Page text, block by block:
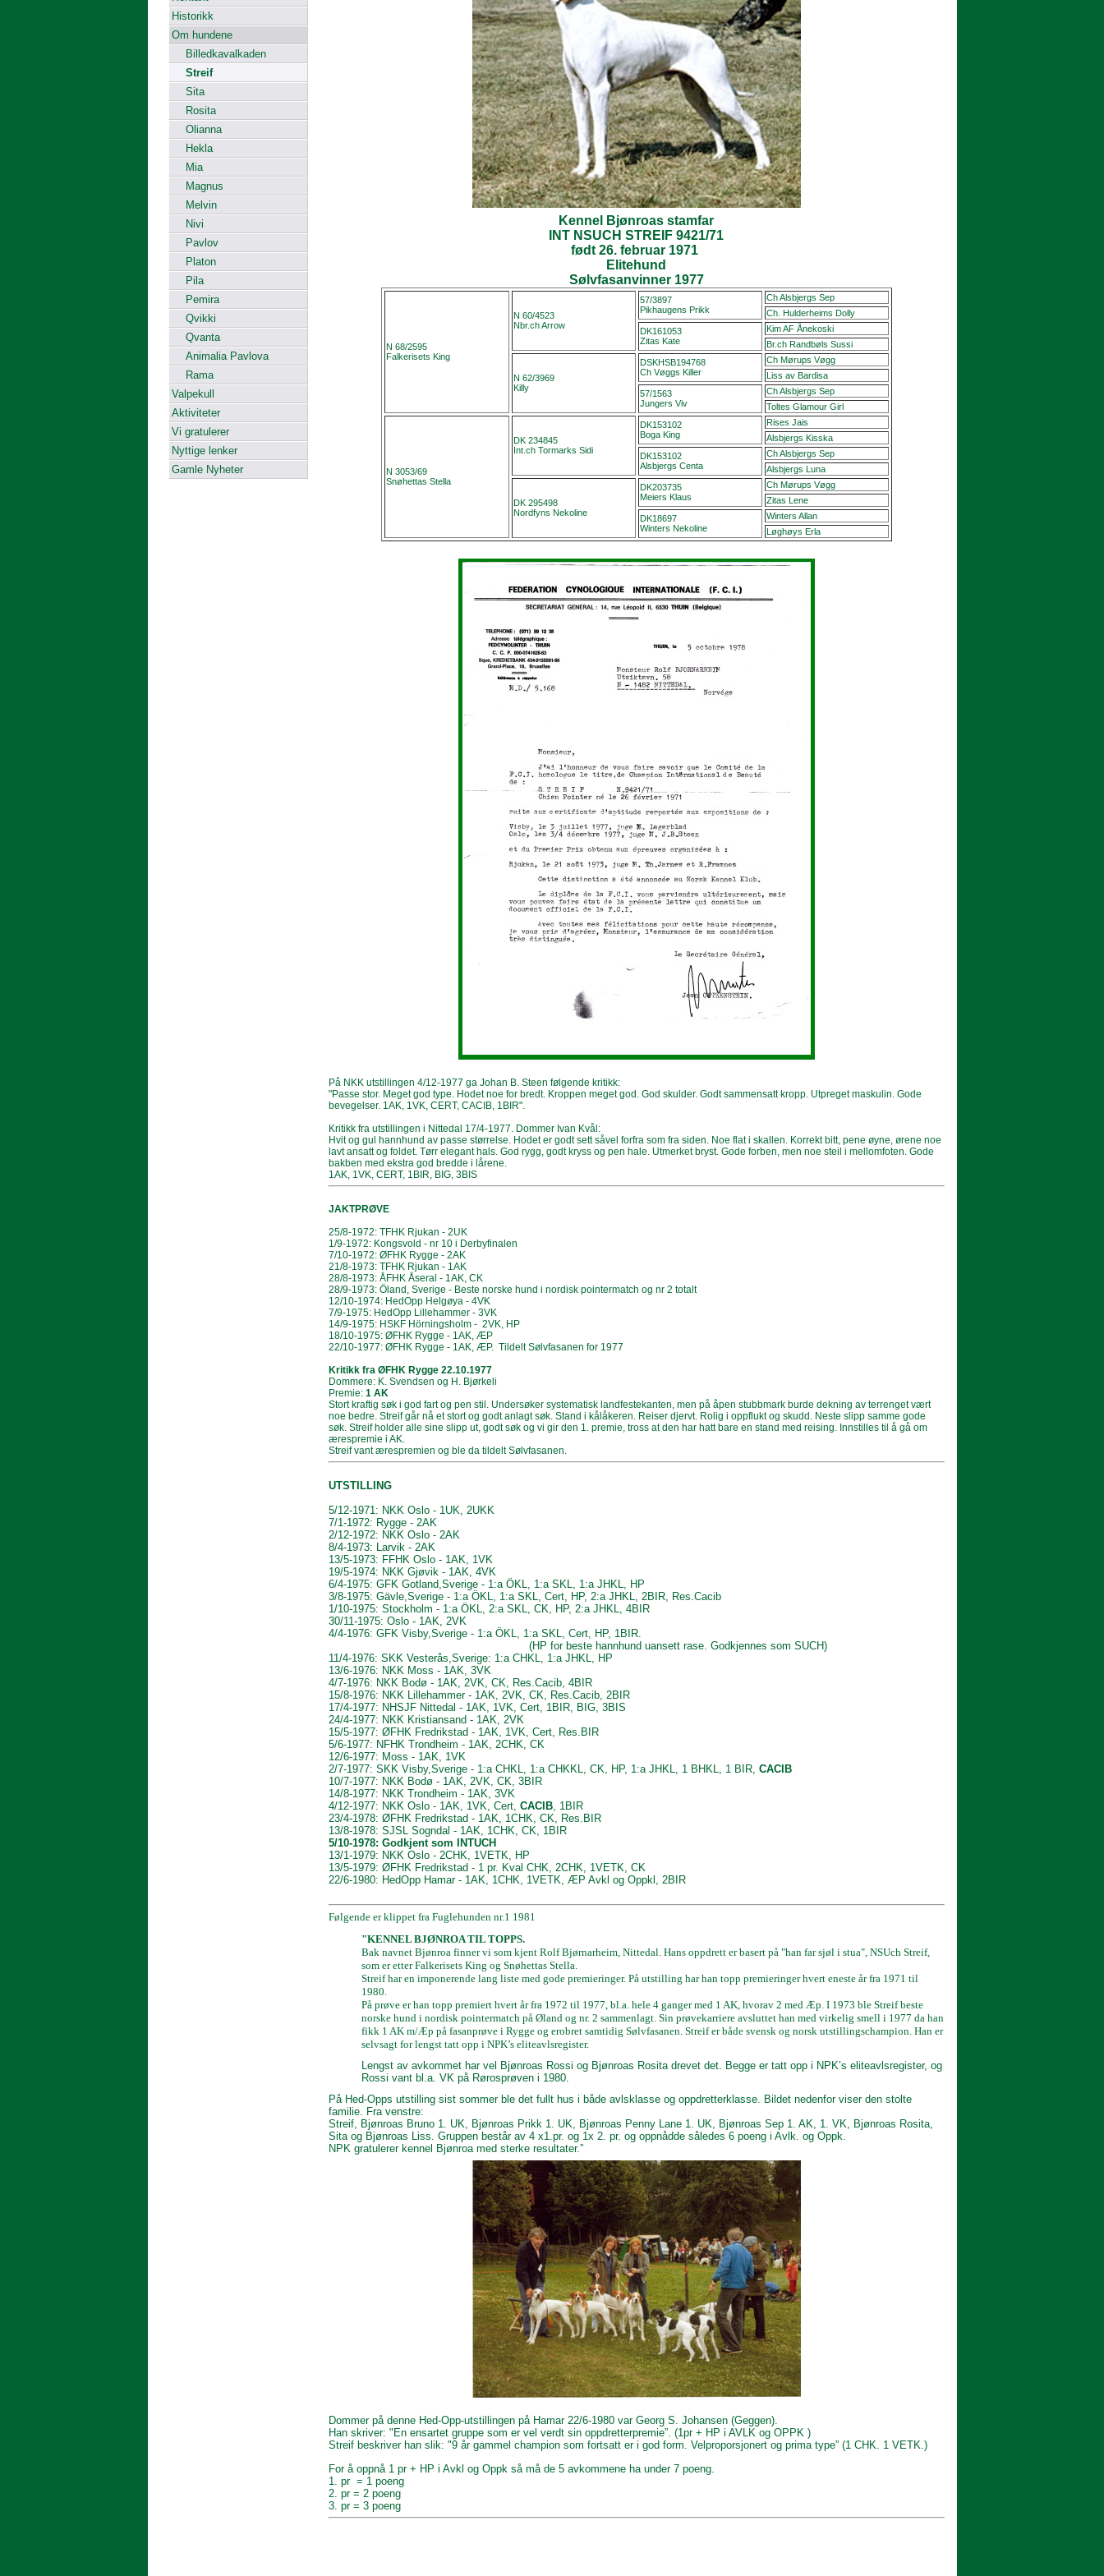
Historikk
Om hundene
Billedkavalkaden
Streif
Sita
Rosita
Olianna
Hekla
Mia
Magnus
Melvin
Nivi
Pavlov
Platon
Pila
Pemira
Qvikki
Qvanta
Animalia Pavlova
Rama
Valpekull
Aktiviteter
Vi gratulerer
Nyttige lenker
Gamle Nyheter
Kennel Bjønroas stamfar
INT NSUCH STREIF 9421/71
født 26. februar 1971
Elitehund
Sølvfasanvinner 1977
N 68/2595
Falkerisets King
N 60/4523
Nbr.ch Arrow
57/3897
Pikhaugens Prikk
Ch Alsbjergs Sep
Ch. Hulderheims Dolly
DK161053
Zitas Kate
Kim AF Ånekoski
Br.ch Randbøls Sussi
N 62/3969
Killy
DSKHSB194768
Ch Vøggs Killer
Ch Mørups Vøgg
Liss av Bardisa
57/1563
Jungers Viv
Ch Alsbjergs Sep
Toltes Glamour Girl
N 3053/69
Snøhettas Stella
DK 234845
Int.ch Tormarks Sidi
DK153102
Boga King
Rises Jais
Alsbjergs Kisska
DK153102
Alsbjergs Centa
Ch Alsbjergs Sep
Alsbjergs Luna
DK 295498
Nordfyns Nekoline
DK203735
Meiers Klaus
Ch Mørups Vøgg
Zitas Lene
DK18697
Winters Nekoline
Winters Allan
Løghøys Erla
På NKK utstillingen 4/12-1977 ga Johan B. Steen følgende kritikk:
"Passe stor. Meget god type. Hodet noe for bredt. Kroppen meget god. God skulder. Godt sammensatt kropp. Utpreget maskulin. Gode
bevegelser. 1AK, 1VK, CERT, CACIB, 1BIR".
Kritikk fra utstillingen i Nittedal 17/4-1977. Dommer Ivan Kvål:
Hvit og gul hannhund av passe størrelse. Hodet er godt sett såvel forfra som fra siden. Noe flat i skallen. Korrekt bitt, pene øyne, ørene noe
lavt ansatt og foldet. Tørr elegant hals. God rygg, godt kryss og pen hale. Utmerket bryst. Gode forben, men noe steil i mellomfoten. Gode
bakben med ekstra god bredde i lårene.
1AK, 1VK, CERT, 1BIR, BIG, 3BIS
JAKTPRØVE
25/8-1972: TFHK Rjukan - 2UK
1/9-1972: Kongsvold - nr 10 i Derbyfinalen
7/10-1972: ØFHK Rygge - 2AK
21/8-1973: TFHK Rjukan - 1AK
28/8-1973: ÅFHK Åseral - 1AK, CK
28/9-1973: Öland, Sverige - Beste norske hund i nordisk pointermatch og nr 2 totalt
12/10-1974: HedOpp Helgøya - 4VK
7/9-1975: HedOpp Lillehammer - 3VK
14/9-1975: HSKF Hörningsholm - 2VK, HP
18/10-1975: ØFHK Rygge - 1AK, ÆP
22/10-1977: ØFHK Rygge - 1AK, ÆP. Tildelt Sølvfasanen for 1977
Kritikk fra ØFHK Rygge 22.10.1977
Dommere: K. Svendsen og H. Bjørkeli
Premie: 1 AK
Stort kraftig søk i god fart og pen stil. Undersøker systematisk landfestekanten, men på åpen stubbmark burde dekning av terrenget vært
noe bedre. Streif går nå et stort og godt anlagt søk. Stand i kålåkeren. Reiser djervt. Rolig i oppflukt og skudd. Neste slipp samme gode
søk. Streif holder alle sine slipp ut, godt søk og vi gir den 1. premie, tross at den har hatt bare en stand med reising. Innstilles til å gå om
ærespremie i AK.
Streif vant ærespremien og ble da tildelt Sølvfasanen.
UTSTILLING
5/12-1971: NKK Oslo - 1UK, 2UKK
7/1-1972: Rygge - 2AK
2/12-1972: NKK Oslo - 2AK
8/4-1973: Larvik - 2AK
13/5-1973: FFHK Oslo - 1AK, 1VK
19/5-1974: NKK Gjøvik - 1AK, 4VK
6/4-1975: GFK Gotland,Sverige - 1:a ÖKL, 1:a SKL, 1:a JHKL, HP
3/8-1975: Gävle,Sverige - 1:a ÖKL, 1:a SKL, Cert, HP, 2:a JHKL, 2BIR, Res.Cacib
1/10-1975: Stockholm - 1:a ÖKL, 2:a SKL, CK, HP, 2:a JHKL, 4BIR
30/11-1975: Oslo - 1AK, 2VK
4/4-1976: GFK Visby,Sverige - 1:a ÖKL, 1:a SKL, Cert, HP, 1BIR.
(HP for beste hannhund uansett rase. Godkjennes som SUCH)
11/4-1976: SKK Vesterås,Sverige: 1:a CHKL, 1:a JHKL, HP
13/6-1976: NKK Moss - 1AK, 3VK
4/7-1976: NKK Bodø - 1AK, 2VK, CK, Res.Cacib, 4BIR
15/8-1976: NKK Lillehammer - 1AK, 2VK, CK, Res.Cacib, 2BIR
17/4-1977: NHSJF Nittedal - 1AK, 1VK, Cert, 1BIR, BIG, 3BIS
24/4-1977: NKK Kristiansand - 1AK, 2VK
15/5-1977: ØFHK Fredrikstad - 1AK, 1VK, Cert, Res.BIR
5/6-1977: NFHK Trondheim - 1AK, 2CHK, CK
12/6-1977: Moss - 1AK, 1VK
2/7-1977: SKK Visby,Sverige - 1:a CHKL, 1:a CHKKL, CK, HP, 1:a JHKL, 1 BHKL, 1 BIR, CACIB
10/7-1977: NKK Bodø - 1AK, 2VK, CK, 3BIR
14/8-1977: NKK Trondheim - 1AK, 3VK
4/12-1977: NKK Oslo - 1AK, 1VK, Cert, CACIB, 1BIR
23/4-1978: ØFHK Fredrikstad - 1AK, 1CHK, CK, Res.BIR
13/8-1978: SJSL Sogndal - 1AK, 1CHK, CK, 1BIR
5/10-1978: Godkjent som INTUCH
13/1-1979: NKK Oslo - 2CHK, 1VETK, HP
13/5-1979: ØFHK Fredrikstad - 1 pr. Kval CHK, 2CHK, 1VETK, CK
22/6-1980: HedOpp Hamar - 1AK, 1CHK, 1VETK, ÆP Avkl og Oppkl, 2BIR
Følgende er klippet fra Fuglehunden nr.1 1981
"KENNEL BJØNROA TIL TOPPS.
Bak navnet Bjønroa finner vi som kjent Rolf Bjørnarheim, Nittedal. Hans oppdrett er basert på "han far sjøl i stua", NSUch Streif,
som er etter Falkerisets King og Snøhettas Stella.
Streif har en imponerende lang liste med gode premieringer. På utstilling har han topp premieringer hvert eneste år fra 1971 til
1980.
På prøve er han topp premiert hvert år fra 1972 til 1977, bl.a. hele 4 ganger med 1 AK, hvorav 2 med Æp. I 1973 ble Streif beste
norske hund i nordisk pointermatch på Øland og nr. 2 sammenlagt. Sin prøvekarriere avsluttet han med virkelig smell i 1977 da han
fikk 1 AK m/Æp på fasanprøve i Rygge og erobret samtidig Sølvfasanen. Streif er både svensk og norsk utstillingschampion. Han er
selvsagt for lengst tatt opp i NPK’s eliteavlsregister.
Lengst av avkommet har vel Bjønroas Rossi og Bjønroas Rosita drevet det. Begge er tatt opp i NPK’s eliteavlsregister, og
Rossi vant bl.a. VK på Rørosprøven i 1980.
På Hed-Opps utstilling sist sommer ble det fullt hus i både avlsklasse og oppdretterklasse. Bildet nedenfor viser den stolte
familie. Fra venstre:
Streif, Bjønroas Bruno 1. UK, Bjønroas Prikk 1. UK, Bjønroas Penny Lane 1. UK, Bjønroas Sep 1. AK, 1. VK, Bjønroas Rosita,
Sita og Bjønroas Liss. Gruppen består av 4 x1.pr. og 1x 2. pr. og oppnådde således 6 poeng i Avlk. og Oppk.
NPK gratulerer kennel Bjønroa med sterke resultater.”
Dommer på denne Hed-Opp-utstillingen på Hamar 22/6-1980 var Georg S. Johansen (Geggen).
Han skriver: "En ensartet gruppe som er vel verdt sin oppdretterpremie”. (1pr + HP i AVLK og OPPK )
Streif beskriver han slik: "9 år gammel champion som fortsatt er i god form. Velproporsjonert og prima type” (1 CHK. 1 VETK.)
For å oppnå 1 pr + HP i Avkl og Oppk så må de 5 avkommene ha under 7 poeng.
1. pr = 1 poeng
2. pr = 2 poeng
3. pr = 3 poeng